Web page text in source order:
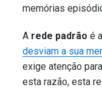
memórias
A rede padrão é
desviam a sua
exige atenção
esta razão, esta